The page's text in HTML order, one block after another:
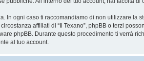
In ogni caso ti raccomandiamo di non utilizzare la
affiliati di “Il Texano”, phpBB o terzi
phpBB. Durante questo procedimento ti verrà
al tuo account.